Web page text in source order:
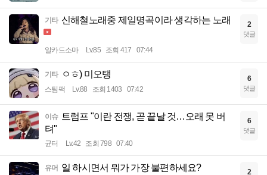
기타 신해철노래중 제일명곡이라 생각하는 노래
알카드소마 Lv.85 조회 417 07:44
2
댓글
기타 ㅇㅎ) 미오탱
스팀팩 Lv.88 조회 1403 07:42
6
댓글
이슈
트럼프 "이란 전쟁, 곧 끝날 것…오래 못 버
텨"
균터 Lv.42 조회 798 07:40
6
댓글
유머 일 하시면서 뭐가 가장 불편하세요? 2